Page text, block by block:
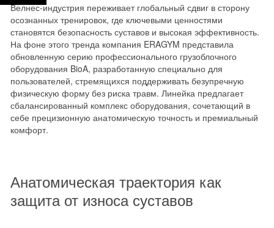
Велнес-индустрия переживает глобальный сдвиг в сторону
осознанных тренировок, где ключевыми ценностями
становятся безопасность суставов и высокая эффективность.
На фоне этого тренда компания ERAGYM представила
обновленную серию профессионального грузоблочного
оборудования BioA, разработанную специально для
пользователей, стремящихся поддерживать безупречную
физическую форму без риска травм. Линейка предлагает
сбалансированный комплекс оборудования, сочетающий в
себе прецизионную анатомическую точность и премиальный
комфорт.
Анатомическая траектория как
защита от износа суставов